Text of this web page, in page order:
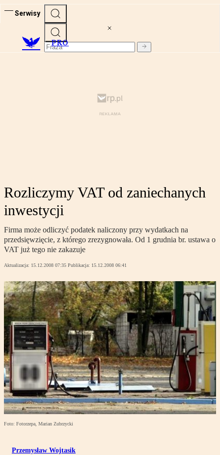
Serwisy
PRO
Rozliczymy VAT od zaniechanych
inwestycji
Firma może odliczyć podatek naliczony przy wydatkach na
przedsięwzięcie, z którego zrezygnowała. Od 1 grudnia br. ustawa o
VAT już tego nie zakazuje
Aktualizacja: 15.12.2008 07:35 Publikacja: 15.12.2008 06:41
Foto: Fotorzepa, Marian Zubrzycki
Przemysław Wojtasik